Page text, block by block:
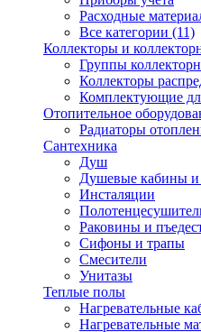
Расходные
Все категории (11)
Коллекторы и
Группы
Коллекторы
Комплектующие
Отопительное
Радиаторы
Сантехника
Душ
Душевые кабины и
Инсталяции
Раковины и
Сифоны и трапы
Смесители
Унитазы
Теплые полы
Нагревательные
Нагревательные